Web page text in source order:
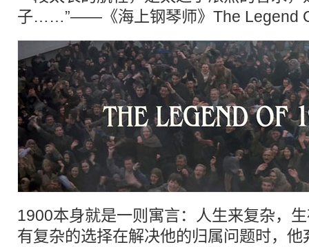
子……”——《海上钢琴师》The Legend
1900本身就是一则寓言：人生来复杂，
有复杂的选择在解决他的归属问题时，